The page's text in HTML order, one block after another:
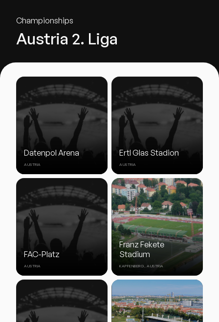
Championships
Austria 2. Liga
Datenpol Arena
AUSTRIA
Ertl Glas Stadion
AUSTRIA
FAC-Platz
AUSTRIA
Franz Fekete
Stadium
KAPFENBERG, AUSTRIA